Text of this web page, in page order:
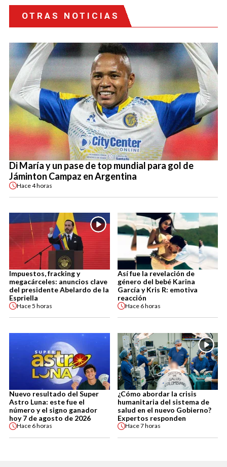
OTRAS NOTICIAS
Di María y un pase de top mundial para gol de
Jáminton Campaz en Argentina
Hace4 horas
Impuestos, fracking y
megacárceles: anuncios clave
del presidente Abelardo de la
Espriella
Hace5 horas
Así fue la revelación de
género del bebé Karina
García y Kris R: emotiva
reacción
Hace 6 horas
Nuevo resultado del Super
Astro Luna: este fue el
número y el signo ganador
hoy 7 de agosto de 2026
Hace 6 horas
¿Cómo abordar la crisis
humanitaria del sistema de
salud en el nuevo Gobierno?
Expertos responden
Hace7 horas